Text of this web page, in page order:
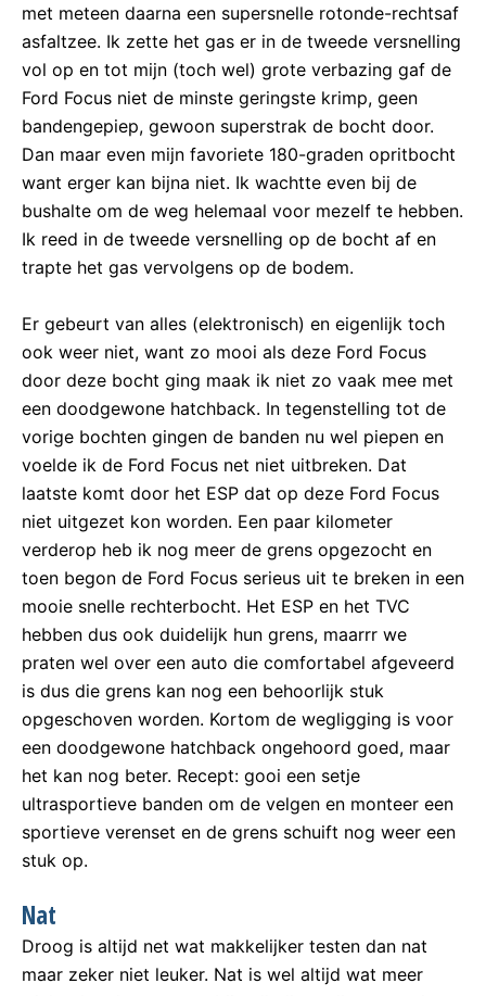
met meteen daarna een supersnelle rotonde-rechtsaf
asfaltzee. Ik zette het gas er in de tweede versnelling
vol op en tot mijn (toch wel) grote verbazing gaf de
Ford Focus niet de minste geringste krimp, geen
bandengepiep, gewoon superstrak de bocht door.
Dan maar even mijn favoriete 180-graden opritbocht
want erger kan bijna niet. Ik wachtte even bij de
bushalte om de weg helemaal voor mezelf te hebben.
Ik reed in de tweede versnelling op de bocht af en
trapte het gas vervolgens op de bodem.
Er gebeurt van alles (elektronisch) en eigenlijk toch
ook weer niet, want zo mooi als deze Ford Focus
door deze bocht ging maak ik niet zo vaak mee met
een doodgewone hatchback. In tegenstelling tot de
vorige bochten gingen de banden nu wel piepen en
voelde ik de Ford Focus net niet uitbreken. Dat
laatste komt door het ESP dat op deze Ford Focus
niet uitgezet kon worden. Een paar kilometer
verderop heb ik nog meer de grens opgezocht en
toen begon de Ford Focus serieus uit te breken in een
mooie snelle rechterbocht. Het ESP en het TVC
hebben dus ook duidelijk hun grens, maarrr we
praten wel over een auto die comfortabel afgeveerd
is dus die grens kan nog een behoorlijk stuk
opgeschoven worden. Kortom de wegligging is voor
een doodgewone hatchback ongehoord goed, maar
het kan nog beter. Recept: gooi een setje
ultrasportieve banden om de velgen en monteer een
sportieve verenset en de grens schuift nog weer een
stuk op.
Nat
Droog is altijd net wat makkelijker testen dan nat
maar zeker niet leuker. Nat is wel altijd wat meer